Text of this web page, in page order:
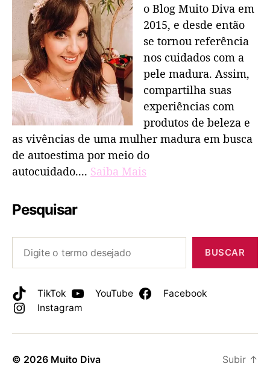
o Blog Muito Diva em
2015, e desde então
se tornou referência
nos cuidados com a
pele madura. Assim,
compartilha suas
experiências com
produtos de beleza e
as vivências de uma mulher madura em busca
de autoestima por meio do
autocuidado.... Saiba Mais
Pesquisar
BUSCAR
TikTok YouTube
Facebook
Instagram
© 2026 Muito Diva Subir ↑